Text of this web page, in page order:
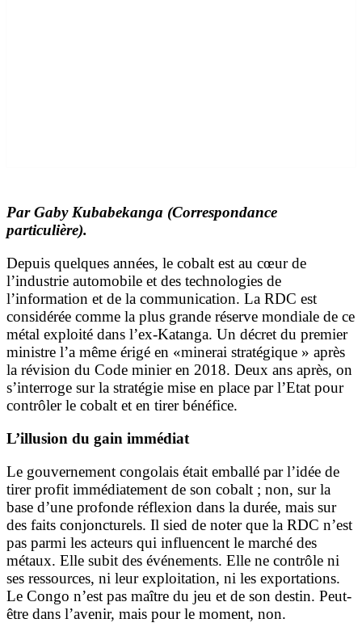
ParGaby Kubabekanga (Correspondance
particulière).
Depuis quelques années, le cobalt est au cœur de
l’industrie automobile et des technologies de
l’information et de la communication. La RDC est
considérée comme la plus grande réserve mondiale de ce
métal exploité dans l’ex-Katanga. Un décret du premier
ministre l’a même érigé en «minerai stratégique » après
la révision du Code minier en 2018. Deux ans après, on
s’interroge sur la stratégie mise en place par l’Etat pour
contrôler le cobalt et en tirer bénéfice.
L’illusion du gain immédiat
Le gouvernement congolais était emballé par l’idée de
tirer profit immédiatement de son cobalt ; non, sur la
base d’une profonde réflexion dans la durée, mais sur
des faits conjoncturels. Il sied de noter que la RDC n’est
pas parmi les acteurs qui influencent le marché des
métaux. Elle subit des événements. Elle ne contrôle ni
ses ressources, ni leur exploitation, ni les exportations.
Le Congo n’est pas maître du jeu et de son destin. Peut-
être dans l’avenir, mais pour le moment, non.